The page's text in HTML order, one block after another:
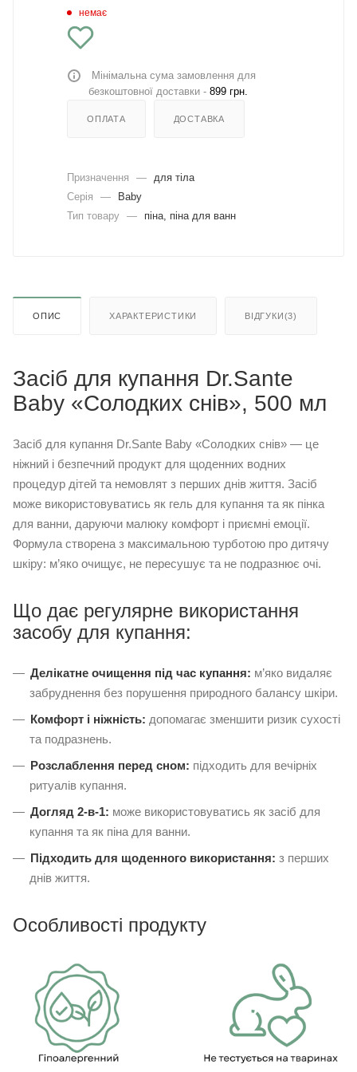
немає
Мінімальна сума замовлення для
безкоштовної доставки - 899 грн.
ОПЛАТА ДОСТАВКА
Призначення —
для тіла
Серія
—
Baby
Тип товару — піна, піна для ванн
ОПИС ХАРАКТЕРИСТИКИ ВІДГУКИ(3)
Засіб для купання Dr.Sante
Baby «Солодких снів», 500 мл
Засіб для купання Dr.Sante Baby «Солодких снів» — це
ніжний і безпечний продукт для щоденних водних
процедур дітей та немовлят з перших днів життя. Засіб
може використовуватись як гель для купання та як пінка
для ванни, даруючи малюку комфорт і приємні емоції.
Формула створена з максимальною турботою про дитячу
шкіру: м’яко очищує, не пересушує та не подразнює очі.
Що дає регулярне використання
засобу для купання:
Делікатне очищення під час купання: м’яко видаляє
забруднення без порушення природного балансу шкіри.
Комфорт і ніжність: допомагає зменшити ризик сухості
та подразнень.
Розслаблення перед сном: підходить для вечірніх
ритуалів купання.
Догляд 2-в-1: може використовуватись як засіб для
купання та як піна для ванни.
Підходить для щоденного використання: з перших
днів життя.
Особливості продукту